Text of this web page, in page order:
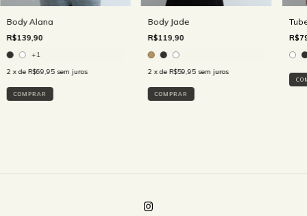
Body Alana
R$139,90
+1
2 x de R$69,95 sem juros
COMPRAR
Body Jade
R$119,90
2 x de R$59,95 sem juros
COMPRAR